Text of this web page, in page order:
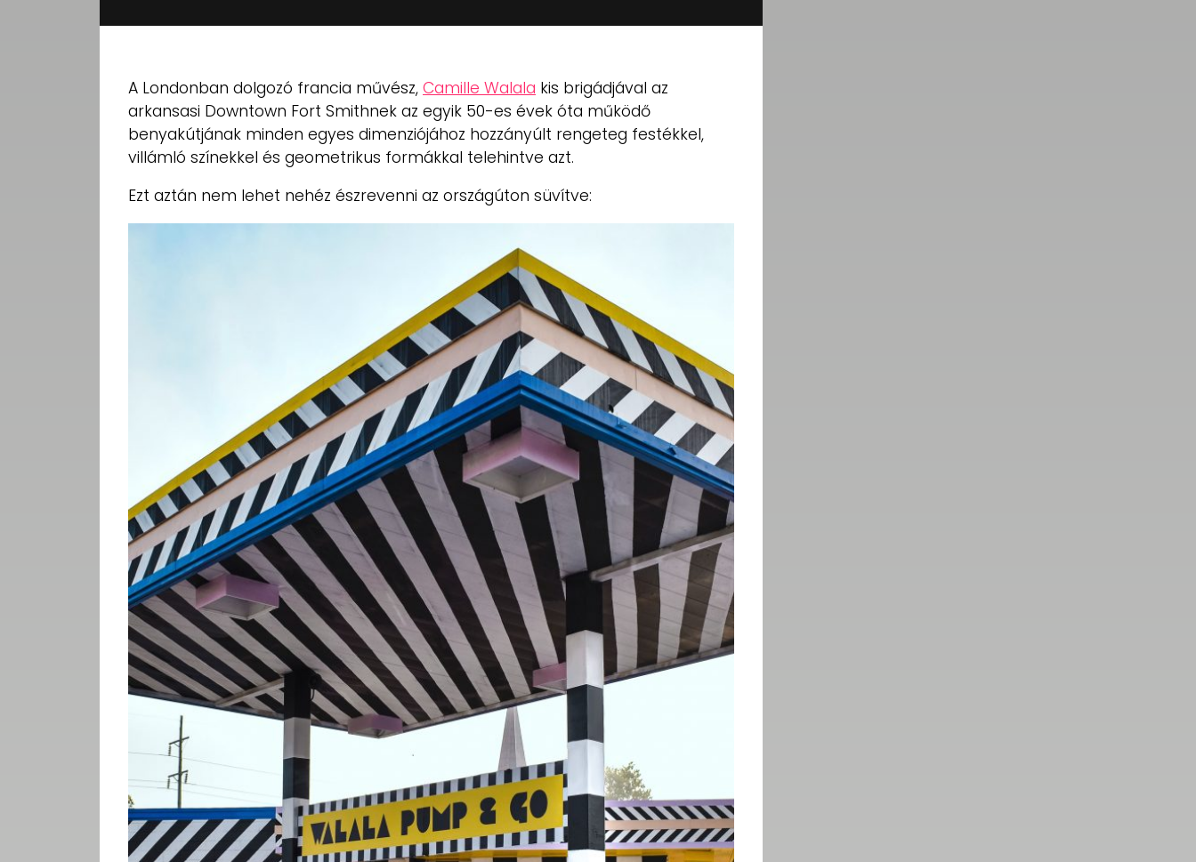
A Londonban dolgozó francia művész, Camille Walala kis brigádjával az
arkansasi Downtown Fort Smithnek az egyik 50-es évek óta működő
benyakútjának minden egyes dimenziójához hozzányúlt rengeteg festékkel,
villámló színekkel és geometrikus formákkal telehintve azt.
Ezt aztán nem lehet nehéz észrevenni az országúton süvítve: